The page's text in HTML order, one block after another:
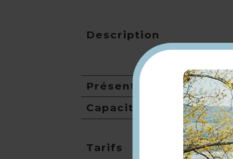
Description
Présentation
Capacité
Tarifs